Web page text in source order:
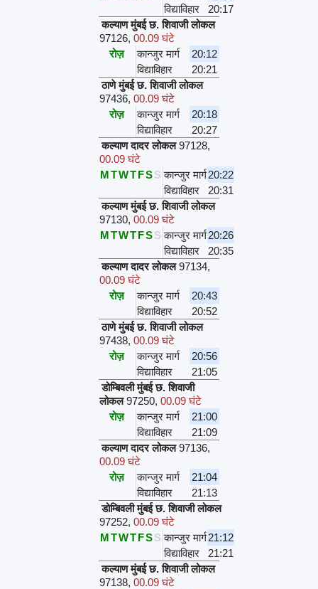
विद्याविहार
20:17
कल्याण मुंबई छ. शिवाजी लोकल
97126, 00.09 घंटे
रोज़
कान्जुर मार्ग
20:12
विद्याविहार
20:21
ठाणे मुंबई छ. शिवाजी लोकल
97436, 00.09 घंटे
रोज़
कान्जुर मार्ग
20:18
विद्याविहार
20:27
कल्याण दादर लोकल 97128,
00.09 घंटे
MTWT FS S कान्जुर मार्ग 20:22
विद्याविहार
20:31
कल्याण मुंबई छ. शिवाजी लोकल
97130, 00.09 घंटे
MTWT FS S कान्जुर मार्ग 20:26
विद्याविहार
20:35
कल्याण दादर लोकल 97134,
00.09 घंटे
रोज़
कान्जुर मार्ग
20:43
विद्याविहार
20:52
ठाणे मुंबई छ. शिवाजी लोकल
97438, 00.09 घंटे
रोज़
कान्जुर मार्ग
20:56
विद्याविहार
21:05
डोम्बिवली मुंबई छ. शिवाजी
लोकल 97250, 00.09 घंटे
रोज़
कान्जुर मार्ग
21:00
विद्याविहार
21:09
कल्याण दादर लोकल 97136,
00.09 घंटे
रोज़
कान्जुर मार्ग
21:04
विद्याविहार
21:13
डोम्बिवली मुंबई छ. शिवाजी लोकल
97252, 00.09 घंटे
MTWT FS S कान्जुर मार्ग 21:12
विद्याविहार
21:21
कल्याण मुंबई छ. शिवाजी लोकल
97138, 00.09 घंटे